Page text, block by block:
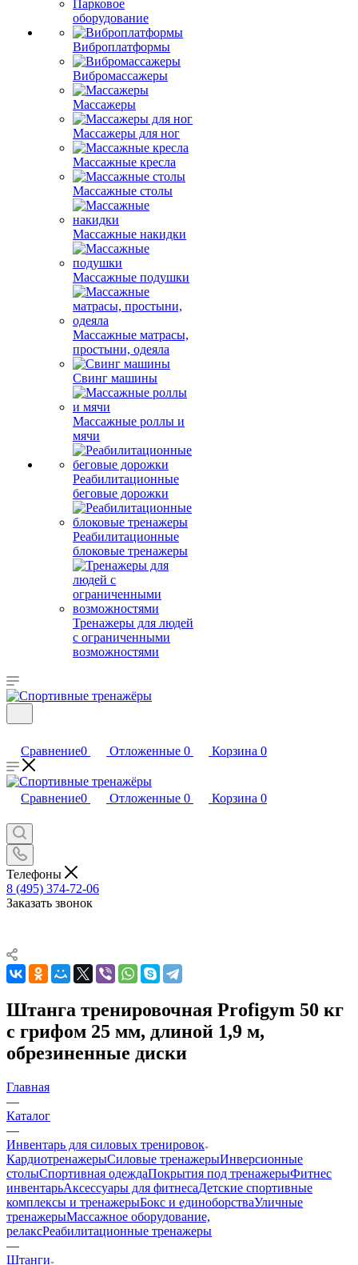
Парковое
оборудование
Виброплатформы
Вибромассажеры
Массажеры
Массажеры для ног
Массажные кресла
Массажные столы
Массажные накидки
Массажные подушки
Массажные матрасы,
простыни, одеяла
Свинг машины
Массажные роллы и
мячи
Реабилитационные
беговые дорожки
Реабилитационные
блоковые тренажеры
Тренажеры для людей
с ограниченными
возможностями
Сравнение0 Отложенные 0 Корзина 0
Сравнение0 Отложенные 0 Корзина 0
Телефоны
8 (495) 374-72-06
Заказать звонок
Штанга тренировочная Profigym 50 кг
с грифом 25 мм, длиной 1,9 м,
обрезиненные диски
Главная
—
Каталог
—
Инвентарь для силовых тренировок
КардиотренажерыСиловые тренажерыИнверсионные
столыСпортивная одеждаПокрытия под тренажерыФитнес
инвентарьАксессуары для фитнесаДетские спортивные
комплексы и тренажерыБокс и единоборстваУличные
тренажерыМассажное оборудование,
релаксРеабилитационные тренажеры
—
Штанги